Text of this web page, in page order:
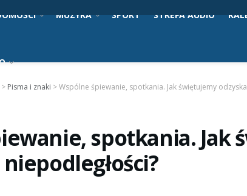
MUZYKA SPORT STREFA AUDIO
> Pisma i znaki >Wspólne śpiewanie, spotkania. Jak świętujemy
spotkania. Jak